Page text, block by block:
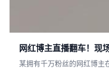
网红博主直播翻车！现
某拥有千万粉丝的网红博主